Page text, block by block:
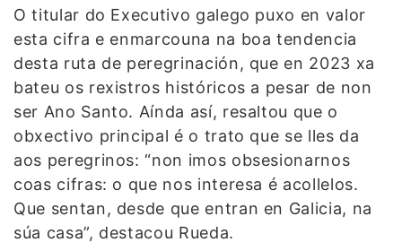
O titular do Executivo galego puxo en valor
esta cifra e enmarcouna na boa tendencia
desta ruta de peregrinación, que en 2023 xa
bateu os rexistros históricos a pesar de non
ser Ano Santo. Aínda así, resaltou que o
obxectivo principal é o trato que se lles da
aos peregrinos: “non imos obsesionarnos
coas cifras: o que nos interesa é acollelos.
Que sentan, desde que entran en Galicia, na
súa casa”, destacou Rueda.